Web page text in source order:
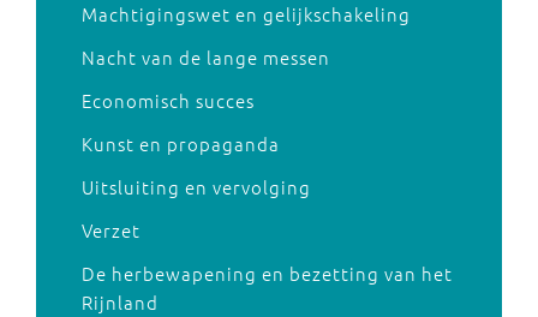
Machtigingswet en gelijkschakeling
Nacht van de lange messen
Economisch succes
Kunst en propaganda
Uitsluiting en vervolging
Verzet
De herbewapening en bezetting van het
Rijnland